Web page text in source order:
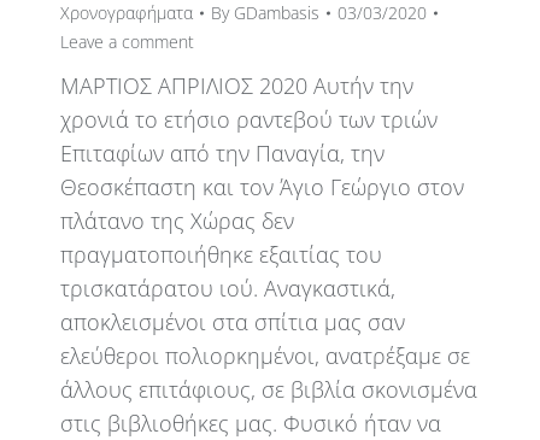
Χρονογραφήματα By GDambasis
03/03/2020
Leave a comment
ΜΑΡΤΙΟΣ ΑΠΡΙΛΙΟΣ 2020 Αυτήν την
χρονιά το ετήσιο ραντεβού των τριών
Επιταφίων από την Παναγία, την
Θεοσκέπαστη και τον Άγιο Γεώργιο στον
πλάτανο της Χώρας δεν
πραγματοποιήθηκε εξαιτίας του
τρισκατάρατου ιού. Αναγκαστικά,
αποκλεισμένοι στα σπίτια μας σαν
ελεύθεροι πολιορκημένοι, ανατρέξαμε σε
άλλους επιτάφιους, σε βιβλία σκονισμένα
στις βιβλιοθήκες μας. Φυσικό ήταν να